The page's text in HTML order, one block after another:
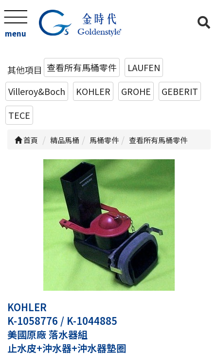
menu
其他項目 查看所有馬桶零件
LAUFEN
Villeroy&Boch
KOHLER GROHE
GEBERIT
TECE
首頁 精品馬桶 馬桶零件 查看所有馬桶零件
KOHLER
K-1058776 / K-1044885
美國原廠 落水器組
止水皮+沖水器+沖水器墊圈